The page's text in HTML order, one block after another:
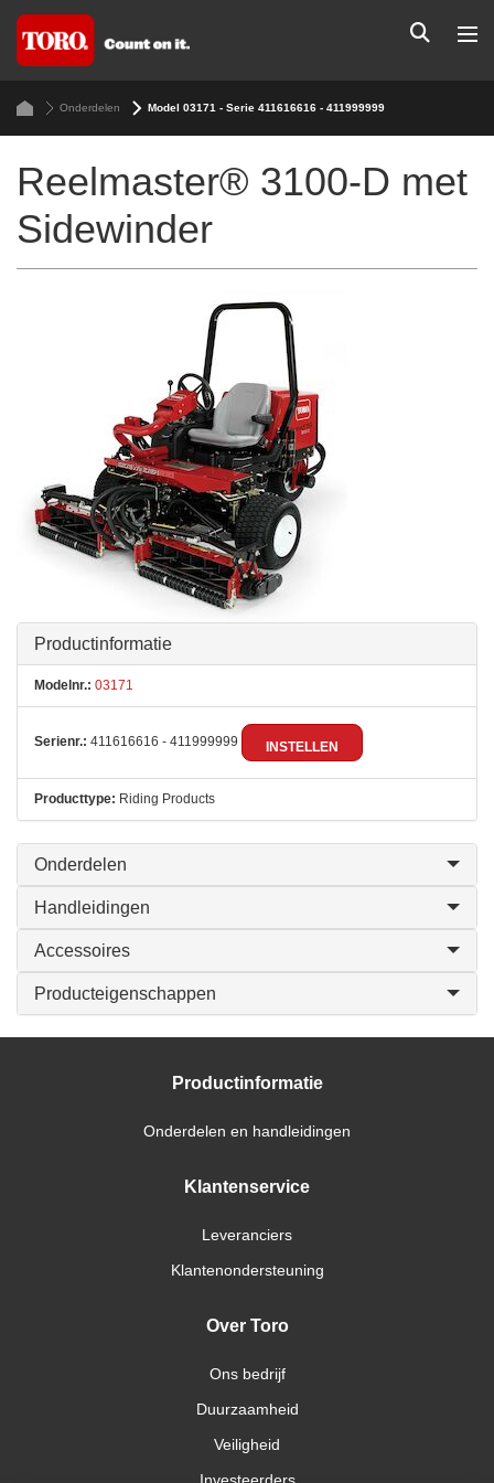
Onderdelen Model 03171 - Serie 411616616 - 411999999
Reelmaster® 3100-D met
Sidewinder
Productinformatie
Modelnr.: 03171
Serienr.: 411616616 - 411999999 INSTELLEN
Producttype: Riding Products
Onderdelen
Handleidingen
Accessoires
Producteigenschappen
Productinformatie
Onderdelen en handleidingen
Klantenservice
Leveranciers
Klantenondersteuning
Over Toro
Ons bedrijf
Duurzaamheid
Veiligheid